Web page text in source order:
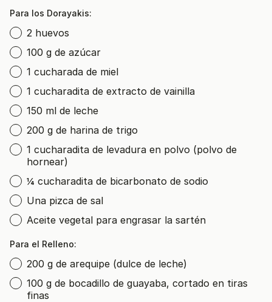
Para los Dorayakis:
2 huevos
100 g de azúcar
1 cucharada de miel
1 cucharadita de extracto de vainilla
150 ml de leche
200 g de harina de trigo
1 cucharadita de levadura en polvo (polvo de
hornear)
¼ cucharadita de bicarbonato de sodio
Una pizca de sal
Aceite vegetal para engrasar la sartén
Para el Relleno:
200 g de arequipe (dulce de leche)
100 g de bocadillo de guayaba, cortado en tiras
finas